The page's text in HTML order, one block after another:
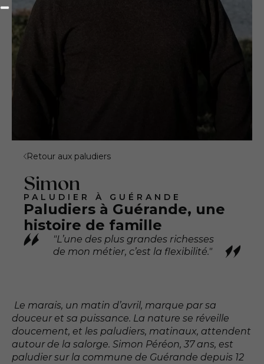
Retour aux paludiers
Simon
PALUDIER À GUÉRANDE
Paludiers à Guérande, une
histoire de famille
"L’une des plus grandes richesses
de mon métier, c’est la flexibilité."
Le marais, un matin d’avril, marque par sa
douceur et sa puissance. La nature se réveille
doucement, et les paludiers, matinaux, attendent
autour de la salorge. Simon Péréon, 37 ans, est
paludier sur la commune de Guérande depuis 12